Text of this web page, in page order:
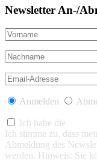
Newsletter An-/
Anmelden
Ich habe die
Ich stimme zu, dass
Abmeldung des
werden. Hinweis: Sie